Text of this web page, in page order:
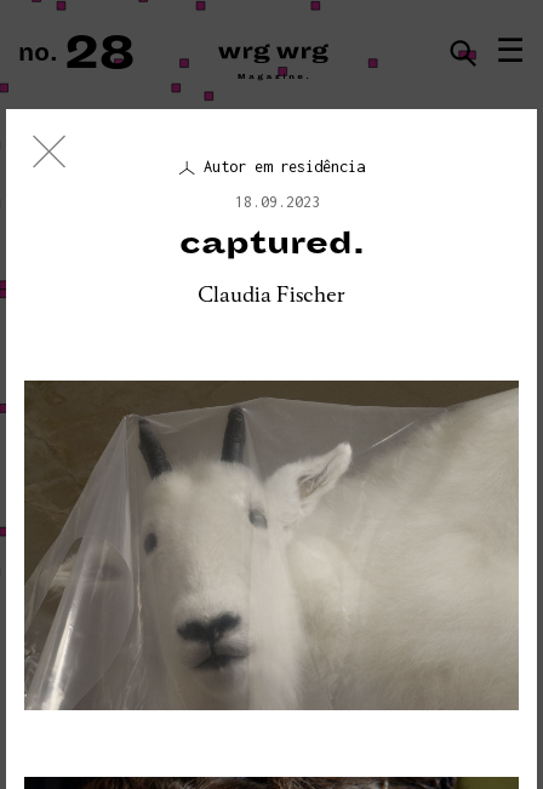
no. 28 ☰
«PLEASE DO NOT DISTURB:
SEISMOGRAPH EQUIPMENT»
Autor em residência
18.09.2023
captured.
Claudia Fischer